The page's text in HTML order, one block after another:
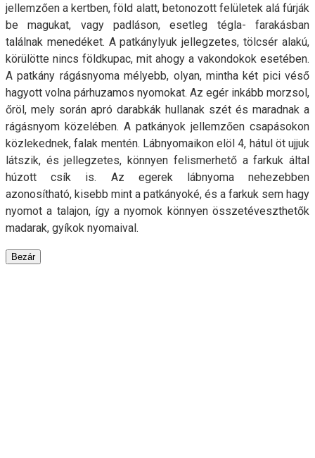
jellemzően a kertben, föld alatt, betonozott felületek alá fúrják
be magukat, vagy padláson, esetleg tégla- farakásban
találnak menedéket. A patkánylyuk jellegzetes, tölcsér alakú,
körülötte nincs földkupac, mit ahogy a vakondokok esetében.
A patkány rágásnyoma mélyebb, olyan, mintha két pici véső
hagyott volna párhuzamos nyomokat. Az egér inkább morzsol,
őröl, mely során apró darabkák hullanak szét és maradnak a
rágásnyom közelében. A patkányok jellemzően csapásokon
közlekednek, falak mentén. Lábnyomaikon elöl 4, hátul öt ujjuk
látszik, és jellegzetes, könnyen felismerhető a farkuk által
húzott csík is. Az egerek lábnyoma nehezebben
azonosítható, kisebb mint a patkányoké, és a farkuk sem hagy
nyomot a talajon, így a nyomok könnyen összetéveszthetők
madarak, gyíkok nyomaival.
Bezár